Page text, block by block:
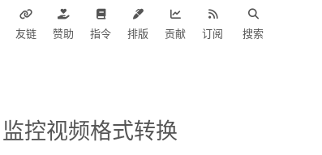
友链 赞助 指令 排版 贡献 订阅 搜索
监控视频格式转换